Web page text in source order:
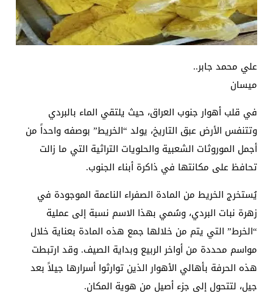
علي محمد جابر..
ميسان
في قلب أهوار جنوب العراق، حيث يلتقي الماء بالبردي
وتتنفس الأرض عبق التاريخ، يولد “الخريط” بوصفه واحداً من
أجمل الموروثات الشعبية والحلويات التراثية التي ما زالت
تحافظ على مكانتها في ذاكرة أبناء الجنوب.
يُستخرج الخريط من المادة الصفراء الناعمة الموجودة في
زهرة نبات البردي، وسُمي بهذا الاسم نسبة إلى عملية
“الخرط” التي يتم من خلالها جمع هذه المادة بعناية خلال
مواسم محددة من أواخر الربيع وبداية الصيف. وقد ارتبطت
هذه الحرفة بأهالي الأهوار الذين توارثوا أسرارها جيلاً بعد
جيل، لتتحول إلى جزء أصيل من هوية المكان.